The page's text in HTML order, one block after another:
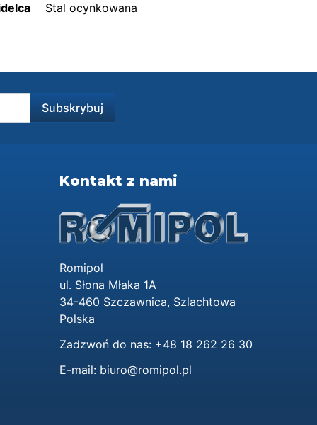
Stal ocynkowana
Kontakt z nami
Romipol
ul. Słona Młaka 1A
34-460 Szczawnica, Szlachtowa
Polska
Zadzwoń do nas: +48 18 262 26 30
E-mail: biuro@romipol.pl